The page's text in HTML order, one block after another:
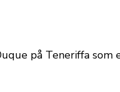
på Teneriffa